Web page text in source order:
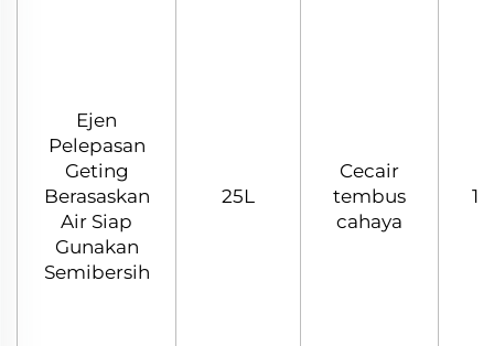
Ejen
Pelepasan
Geting
Berasaskan
Air Siap
Gunakan
Semibersih
25L
Cecair
tembus
cahaya